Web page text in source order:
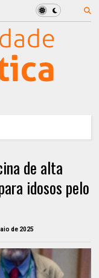
de alta
idosos pelo
de 2025